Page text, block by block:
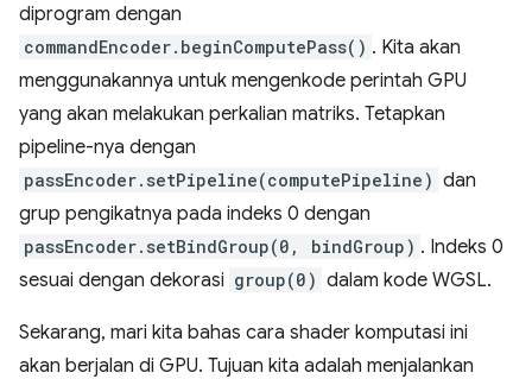
diprogram dengan
commandEncoder.beginComputePass() . Kita akan
menggunakannya untuk mengenkode perintah GPU
yang akan melakukan perkalian matriks. Tetapkan
pipeline-nya dengan
passEncoder.setPipeline(computePipeline) dan
grup pengikatnya pada indeks 0 dengan
passEncoder.setBindGroup(0, bindGroup) . Indeks 0
sesuai dengan dekorasi group(0) dalam kode WGSL.
Sekarang, mari kita bahas cara shader komputasi ini
akan berjalan di GPU. Tujuan kita adalah menjalankan